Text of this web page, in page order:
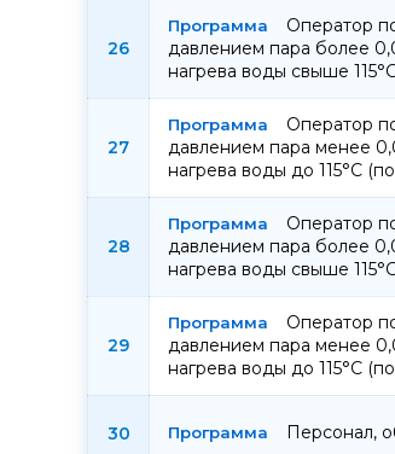
26
Оператор
давлением пара более
нагрева воды свыше
27
Оператор
давлением пара менее
нагрева воды до 115°С
28
Оператор
давлением пара более
нагрева воды свыше
29
Оператор
давлением пара менее
нагрева воды до 115°С
30 Персонал,